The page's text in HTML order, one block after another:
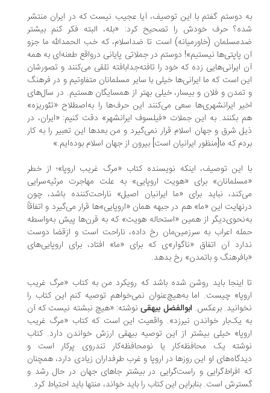
دوستم گفتم با این توصیف، آیا عجیب نیست که در ایران منتشر
حرف خودش را تصحیح کرد: «بله، البته فکر کنم بیشتر
(خاورمیانه) است تا ضداسلام، که خب الحمدالله ما جزو
پاپتی‌ها نیستیم»! دوستم در جملاتی پایانی درواقع طعنه‌ای به همه
ایرانی‌هایی زده که خود را تافته‌جدابافته تلقی می‌کنند و تصورشان
است که ما ایرانی‌ها خیلی با سایر مسلمانان متفاوتیم و در فرهنگ
و فلان و بیسار، خیلی بهتر از همسایگان هستیم. در سال‌های
ایرانشهری‌ها سعی می‌کنند این حرف‌ها را به‌اصطلاح «تئوریزه»
بکنند. به این جملات «فیلسوف ایرانشهر» دقت کنیم: «ایران، در
شرق و جهان اسلام قرار نمی‌گیرد و من بعدها این تعبیر را به کار
که ما[منظور ایرانیان است] بیرون از جهان اسلام بوده‌ایم.»
این توصیف، اینکه نویسنده کتاب «مرگ غریب اروپا»؛ از خطر
برای «هویت اروپایی» به علت مهاجرت مرثیه‌سرایی
نباید برای «ما ایرانیان اصیل» ناراحت‌کننده باشد، چون
این «ما» هم در جبهه همان «اروپایی»ها قرار می‌گیرد و اتفاقاً
از همین «استحاله هویت» که به قرن‌ها پیش به‌واسطه
اعراب به سرزمین‌مان رخ داده، ناراحت است و ازقضا دوست
آن اتفاق «ناگوار»ی که برای «ما» افتاد، برای اروپایی‌های
و باتمدن» رخ بدهد.
اینجا باید روشن شده باشد که رویکرد من به کتاب «مرگ غریب
چیست. اما به‌هیچ‌عنوان نمی‌خواهم توصیه کنم این کتاب را
برعکس.ابوالفضل بیهقینوشته: «هیچ نبشته نیست که آن
یک‌بار خواندن نیرزد». واقعیت این است که کتاب «مرگ غریب
خیلی بیشتر از این توصیه بیهقی ارزش خواندن دارد. کتاب
یک محافظه‌کار یا نومحافظه‌کار تندروی پرکار است و
او این روزها در اروپا و غرب طرفداران زیادی دارد، همچنان
افراط‌گرایی و راست‌گرایی در بیشتر جاهای جهان در حال رشد و
است. بنابراین این کتاب را باید خواند، منتها باید احتیاط کرد.